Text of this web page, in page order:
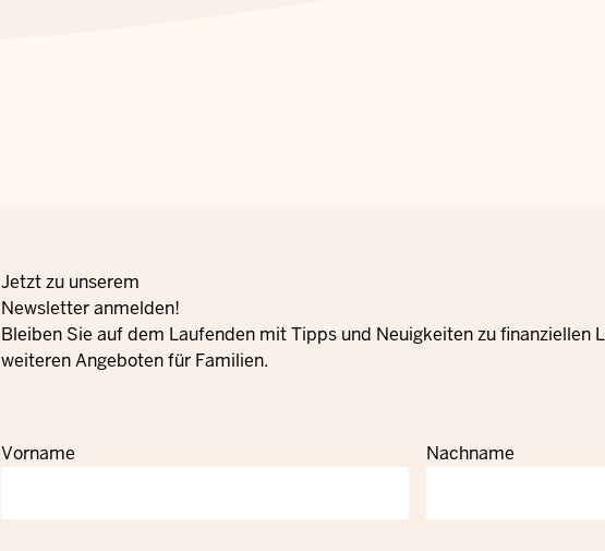
Jetzt zu unserem
Newsletter anmelden!
Bleiben Sie auf dem Laufenden mit Tipps und Neuigkeiten zu finanziellen
weiteren Angeboten für Familien.
Vorname Nachname